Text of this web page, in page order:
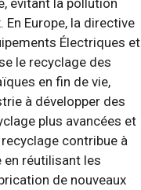
Europe, la directive
Électriques et
le recyclage des
en fin de vie,
à développer des
plus avancées et
contribue à
réutilisant les
de nouveaux